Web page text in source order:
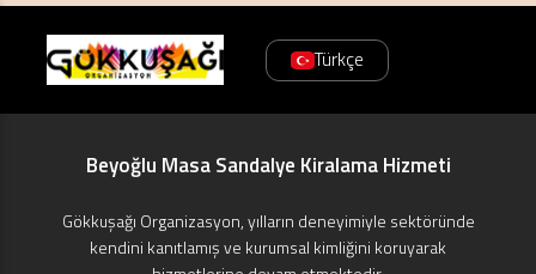
Türkçe
Beyoğlu Masa Sandalye Kiralama Hizmeti
Gökkuşağı Organizasyon, yılların deneyimiyle sektöründe
kendini kanıtlamış ve kurumsal kimliğini koruyarak